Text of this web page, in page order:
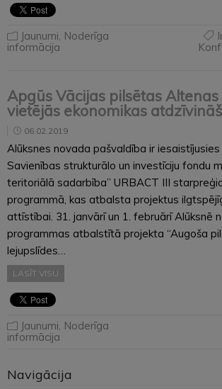
Jaunumi Noderīga
informācija
Apgūs Vācijas pilsētas
vietējās ekonomikas
06.02.2019
Alūksnes novada pašvaldība ir iesaistījusies
Savienības strukturālo un investīciju fondu
teritoriālā sadarbība” URBACT III
programmā, kas atbalsta projektus
attīstībai. 31. janvārī un 1. februārī Alūksnē
programmas atbalstītā projekta “Augoša
lejupslīdes…
LASĪT VISU
Jaunumi Noderīga
informācija
Navigācija